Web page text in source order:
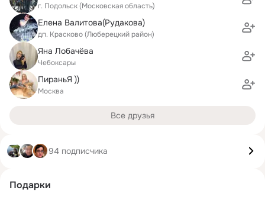
г. Подольск (Московская область)
Елена Валитова(Рудакова)
дп. Красково (Люберецкий район)
Яна Лобачёва
Чебоксары
ПираньЯ ))
Москва
Все друзья
94 подписчика
Подарки